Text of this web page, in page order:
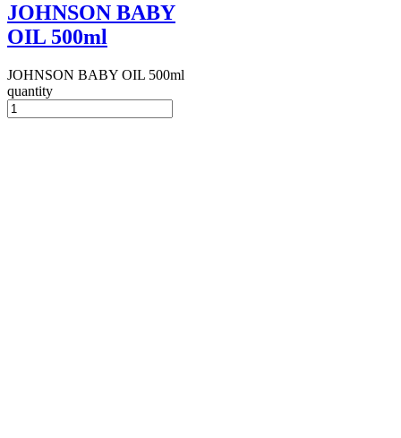
JOHNSON BABY
OIL 500ml
JOHNSON BABY OIL 500ml
quantity